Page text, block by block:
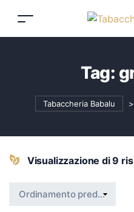
Tag:
Tabaccheria Babalu >
Visualizzazione di 9